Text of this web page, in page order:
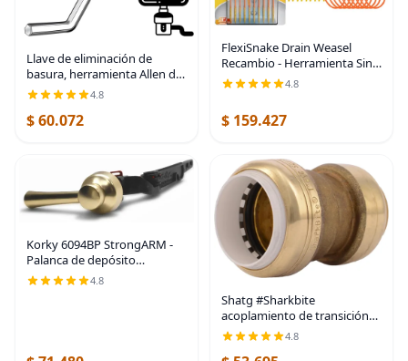
Llave de eliminación de
basura, herramienta Allen de
eliminación de basura,
compatible con InSinkErator
eliminación de basura para
4.8
$ 60.072
FlexiSnake Drain Weasel
Recambio - Herramienta Sink
Snake Removedora de
Obstrucciones de Cabello,
Limpiador de Desagüe de
4.8
$ 159.427
Korky 6094BP StrongARM -
Palanca de depósito
universal para adaptarse a
inodoros de montaje frontal,
4.8
Shatg #Sharkbite
acoplamiento de transición
de PVC de 1/2” Cts x 1/2".,
4.8